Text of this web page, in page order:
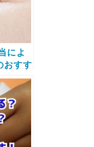
によ
おすす
す！